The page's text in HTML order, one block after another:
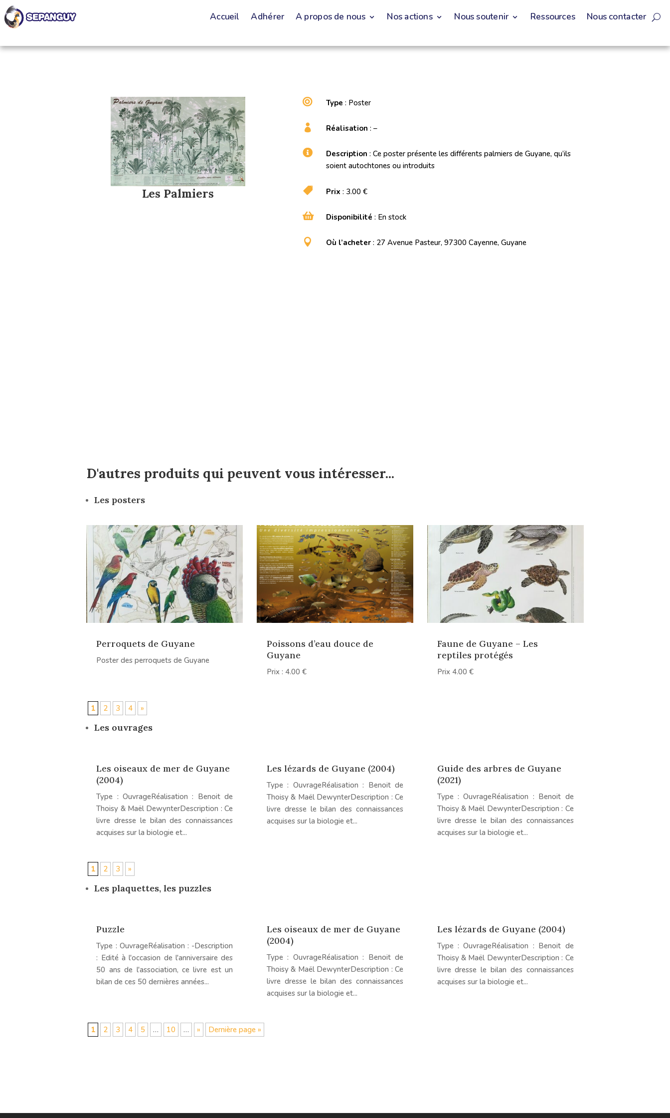
Accueil Adhérer A propos de nous Nos actions Nous soutenir Ressources Nous contacter
Les Palmiers
 Type : Poster
 Réalisation : –
 Description : Ce poster présente les différents palmiers de Guyane, qu’ils
soient autochtones ou introduits
 Prix : 3.00 €
 Disponibilité : En stock
 Où l’acheter : 27 Avenue Pasteur, 97300 Cayenne, Guyane
D'autres produits qui peuvent vous intéresser...
Les posters
Perroquets de Guyane
Poster des perroquets de Guyane
Poissons d’eau douce de
Guyane
Prix : 4.00 €
Faune de Guyane – Les
reptiles protégés
Prix 4.00 €
1 2 3 4 »
Les ouvrages
Les oiseaux de mer de Guyane
(2004)
Type : OuvrageRéalisation : Benoit de
Thoisy & Maël DewynterDescription : Ce
livre dresse le bilan des connaissances
acquises sur la biologie et...
Les lézards de Guyane (2004)
Type : OuvrageRéalisation : Benoit de
Thoisy & Maël DewynterDescription : Ce
livre dresse le bilan des connaissances
acquises sur la biologie et...
Guide des arbres de Guyane
(2021)
Type : OuvrageRéalisation : Benoit de
Thoisy & Maël DewynterDescription : Ce
livre dresse le bilan des connaissances
acquises sur la biologie et...
1 2 3 »
Les plaquettes, les puzzles
Puzzle
Type : OuvrageRéalisation : -Description
: Edité à l'occasion de l'anniversaire des
50 ans de l'association, ce livre est un
bilan de ces 50 dernières années...
Les oiseaux de mer de Guyane
(2004)
Type : OuvrageRéalisation : Benoit de
Thoisy & Maël DewynterDescription : Ce
livre dresse le bilan des connaissances
acquises sur la biologie et...
Les lézards de Guyane (2004)
Type : OuvrageRéalisation : Benoit de
Thoisy & Maël DewynterDescription : Ce
livre dresse le bilan des connaissances
acquises sur la biologie et...
1 2 3 4 5 … 10 … » Dernière page »